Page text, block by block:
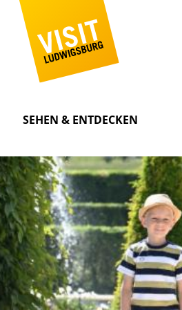
SEHEN & ENTDECKEN